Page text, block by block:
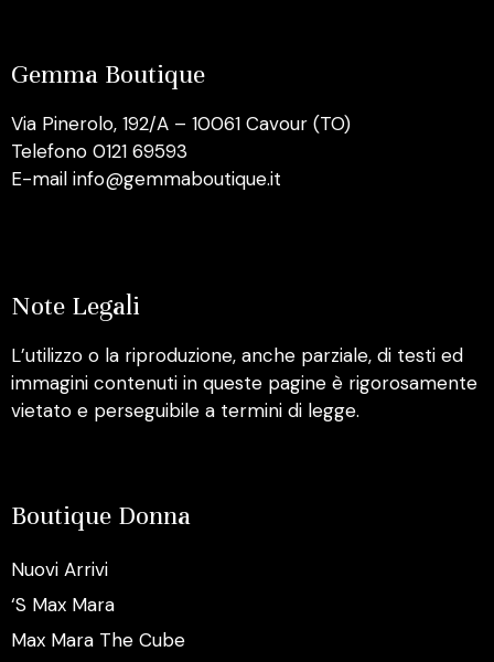
Gemma Boutique
Via Pinerolo, 192/A – 10061 Cavour (TO)
Telefono 0121 69593
E-mail info@gemmaboutique.it
Note Legali
L’utilizzo o la riproduzione, anche parziale, di testi ed
immagini contenuti in queste pagine è rigorosamente
vietato e perseguibile a termini di legge.
Boutique Donna
Nuovi Arrivi
‘S Max Mara
Max Mara The Cube